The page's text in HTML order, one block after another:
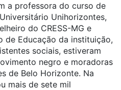
a professora do curso de
Unihorizontes,
do CRESS-MG e
de Educação da instituição,
sociais, estiveram
negro e moradoras
de Belo Horizonte. Na
mais de sete mil